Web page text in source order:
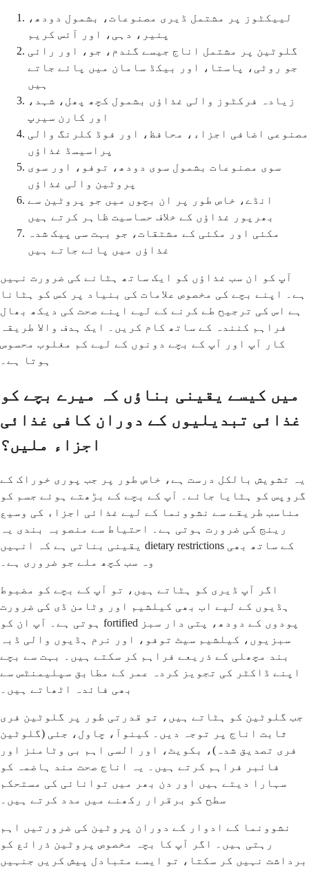
لییکٹوز پر مشتمل ڈیری مصنوعات، بشمول دودھ،
پنیر، دہی، اور آئس کریم
گلوٹین پر مشتمل اناج جیسے گندم، جو، اور رائی
جو روٹی، پاستا، اور بیکڈ سامان میں پائے جاتے
ہیں
زیادہ فرکٹوز والی غذاؤں بشمول کچھ پھل، شہد،
اور کارن سیرپ
مصنوعی اضافی اجزاء، محافظ، اور فوڈ کلرنگ والی
پراسیسڈ غذاؤں
سوی مصنوعات بشمول سوی دودھ، توفو، اور سوی
پروٹین والی غذاؤں
انڈے، خاص طور پر ان بچوں میں جو پروٹین سے
بھرپور غذاؤں کے خلاف حساسیت ظاہر کرتے ہیں
مکئی اور مکئی کے مشتقات، جو بہت سی پیک شدہ
غذاؤں میں پائے جاتے ہیں
آپ کو ان سب غذاؤں کو ایک ساتھ ہٹانے کی ضرورت نہیں
ہے۔ اپنے بچے کی مخصوص علامات کی بنیاد پر کس کو ہٹانا
ہے اس کی ترجیح طے کرنے کے لیے اپنے صحت کی دیکھ بھال
فراہم کنندہ کے ساتھ کام کریں۔ ایک ہدف والا طریقہ
کار آپ اور آپ کے بچے دونوں کے لیے کم مغلوب محسوس
ہوتا ہے۔
میں کیسے یقینی بناؤں کہ میرے بچے کو
غذائی تبدیلیوں کے دوران کافی غذائی
اجزاء ملیں؟
یہ تشویش بالکل درست ہے، خاص طور پر جب پوری خوراک کے
گروپس کو ہٹایا جائے۔ آپ کے بچے کے بڑھتے ہوئے جسم کو
مناسب طریقے سے نشوونما کے لیے غذائی اجزاء کی وسیع
رینج کی ضرورت ہوتی ہے۔ احتیاط سے منصوبہ بندی یہ
یقینی بناتی ہے کہ انہیں dietary restrictions کے ساتھ بھی
وہ سب کچھ ملے جو ضروری ہے۔
اگر آپ ڈیری کو ہٹاتے ہیں، تو آپ کے بچے کو مضبوط
ہڈیوں کے لیے اب بھی کیلشیم اور وٹامن ڈی کی ضرورت
ہوتی ہے۔ آپ ان کو fortified پودوں کے دودھ، پتی دار سبز
سبزیوں، کیلشیم سیٹ توفو، اور نرم ہڈیوں والی ڈبہ
بند مچھلی کے ذریعے فراہم کر سکتے ہیں۔ بہت سے بچے
اپنے ڈاکٹر کی تجویز کردہ عمر کے مطابق سپلیمنٹس سے
بھی فائدہ اٹھاتے ہیں۔
جب گلوٹین کو ہٹاتے ہیں، تو قدرتی طور پر گلوٹین فری
ثابت اناج پر توجہ دیں۔ کینوآ، چاول، جئی (گلوٹین
فری تصدیق شدہ)، بکویٹ، اور السی اہم بی وٹامنز اور
فائبر فراہم کرتے ہیں۔ یہ اناج صحت مند ہاضمہ کو
سہارا دیتے ہیں اور دن بھر میں توانائی کی مستحکم
سطح کو برقرار رکھنے میں مدد کرتے ہیں۔
نشوونما کے ادوار کے دوران پروٹین کی ضرورتیں اہم
رہتی ہیں۔ اگر آپ کا بچہ مخصوص پروٹین ذرائع کو
برداشت نہیں کر سکتا، تو ایسے متبادل پیش کریں جنہیں